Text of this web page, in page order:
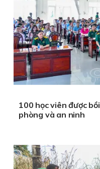
100 học viên được
phòng và an ninh